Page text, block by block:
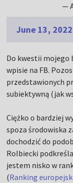
—
June 13, 2022
Do kwestii mojego
wpisie na FB.
przedstawionych
subiektywną (jak
Ciężko o bardziej
spoza środowiska
dochodzić do
Rolbiecki
jestem nisko w
(Ranking